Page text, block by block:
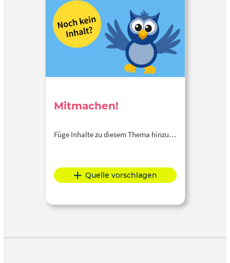
Mitmachen!
Füge Inhalte zu diesem Thema hinzu…
Quelle vorschlagen